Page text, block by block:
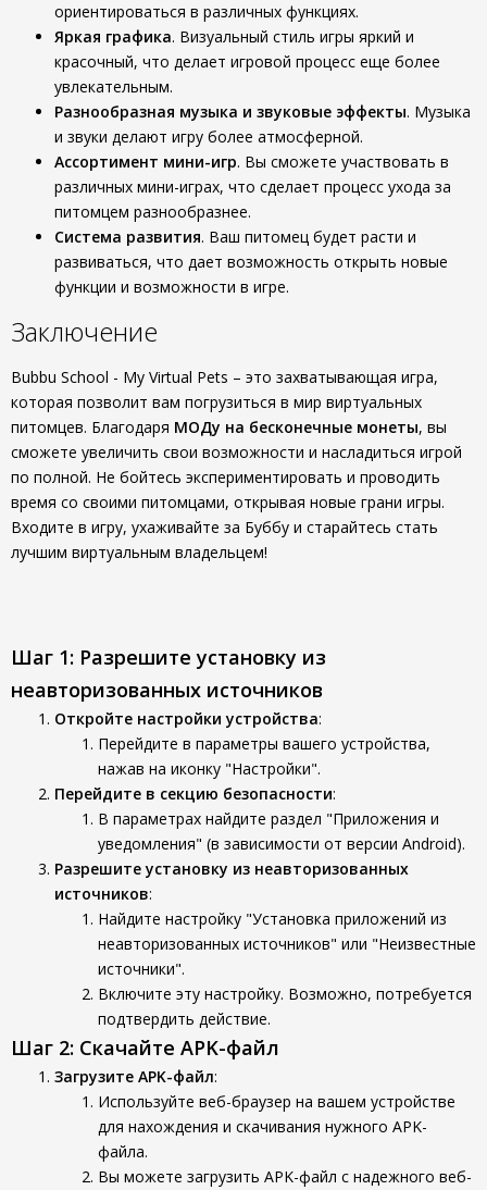
ориентироваться в различных функциях.
Яркая графика. Визуальный стиль игры яркий и
красочный, что делает игровой процесс еще более
увлекательным.
Разнообразная музыка и звуковые эффекты. Музыка
и звуки делают игру более атмосферной.
Ассортимент мини-игр. Вы сможете участвовать в
различных мини-играх, что сделает процесс ухода за
питомцем разнообразнее.
Система развития. Ваш питомец будет расти и
развиваться, что дает возможность открыть новые
функции и возможности в игре.
Заключение
Bubbu School - My Virtual Pets – это захватывающая игра,
которая позволит вам погрузиться в мир виртуальных
питомцев. Благодаря МОДу на бесконечные монеты, вы
сможете увеличить свои возможности и насладиться игрой
по полной. Не бойтесь экспериментировать и проводить
время со своими питомцами, открывая новые грани игры.
Входите в игру, ухаживайте за Буббу и старайтесь стать
лучшим виртуальным владельцем!
Шаг 1: Разрешите установку из
неавторизованных источников
Откройте настройки устройства:
Перейдите в параметры вашего устройства,
нажав на иконку "Настройки".
Перейдите в секцию безопасности:
В параметрах найдите раздел "Приложения и
уведомления" (в зависимости от версии Android).
Разрешите установку из неавторизованных
источников:
Найдите настройку "Установка приложений из
неавторизованных источников" или "Неизвестные
источники".
Включите эту настройку. Возможно, потребуется
подтвердить действие.
Шаг 2: Скачайте APK-файл
Загрузите APK-файл:
Используйте веб-браузер на вашем устройстве
для нахождения и скачивания нужного APK-
файла.
Вы можете загрузить APK-файл с надежного веб-